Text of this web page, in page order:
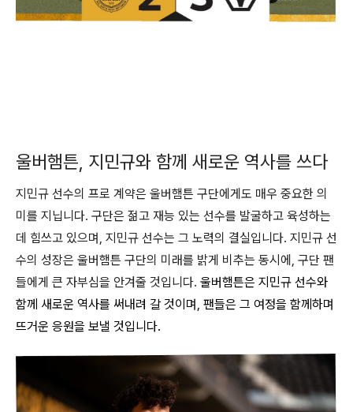
울버햄튼, 지민규와 함께 새로운 역사를 쓰다
지민규 선수의 프로 계약은 울버햄튼 구단에게도 매우 중요한 의
미를 지닙니다. 구단은 젊고 재능 있는 선수를 발굴하고 육성하는
데 힘쓰고 있으며, 지민규 선수는 그 노력의 결실입니다. 지민규 선
수의 성장은 울버햄튼 구단의 미래를 밝게 비추는 동시에, 구단 팬
들에게 큰 자부심을 안겨줄 것입니다. 울버햄튼은 지민규 선수와
함께 새로운 역사를 써내려 갈 것이며, 팬들은 그 여정을 함께하며
뜨거운 응원을 보낼 것입니다.